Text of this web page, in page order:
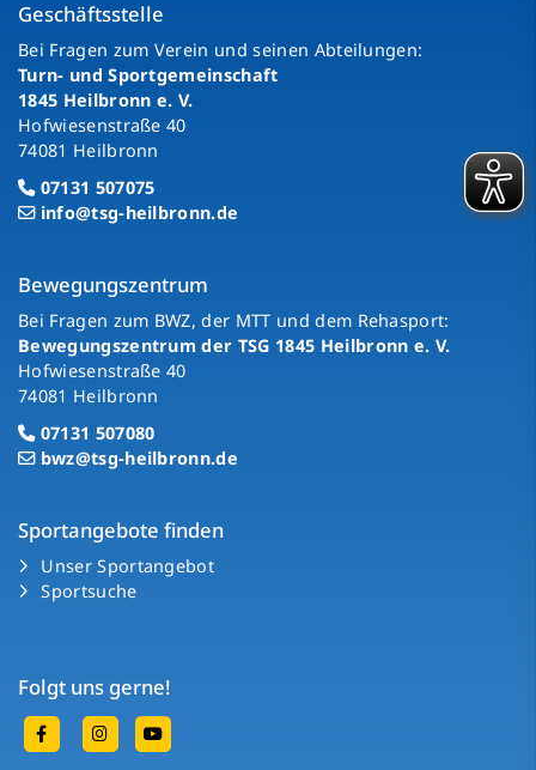
Geschäftsstelle
Bei Fragen zum Verein und seinen Abteilungen:
Turn- und Sportgemeinschaft
1845 Heilbronn e. V.
Hofwiesenstraße 40
74081 Heilbronn
07131 507075
info@tsg-heilbronn.de
Bewegungszentrum
Bei Fragen zum BWZ, der MTT und dem Rehasport:
Bewegungszentrum der TSG 1845 Heilbronn e. V.
Hofwiesenstraße 40
74081 Heilbronn
07131 507080
bwz@tsg-heilbronn.de
Sportangebote finden
Unser Sportangebot
Sportsuche
Folgt uns gerne!